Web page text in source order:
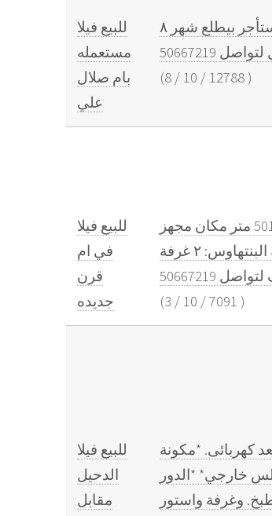
للبيع فيلا
مستعمله
بام صلال
علي
للبيع فيلا مستعملة بام صلال علي مساحة ٤٩٣ متر عمرها ١٢ سنة مؤجرة تقسيم12000٠عائلات سورية المستأجر بيطلع شهر ٨
(8/ 10 / 12788 )
للبيع فيلا
في ام
قرن
جديده
من المالك للبيع فيلا جديدة في منطقة أم قرن (على طريق الشمال) مساحة الارض: 457 متر مساحة البناء: 501 متر مكان مجهز
للفت الدور الارضي: صالة ومجلس مفتوحين على بعض مطبخ غرفة ماستر الدور الاول: ٤ غرف ماستر صالة البنتهاوس: ٢ غرفة
(3 / 10 /7091 )
للبيع فيلا
الدحيل
مقابل
مودرن راقى جدا ومصعد كهربائى. *مكونة
بها مجلس خارجي* *الدور